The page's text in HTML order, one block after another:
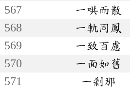
567
一哄而散
568
一軌同鳳
569
一致百慮
570
一面如舊
571
一剎那